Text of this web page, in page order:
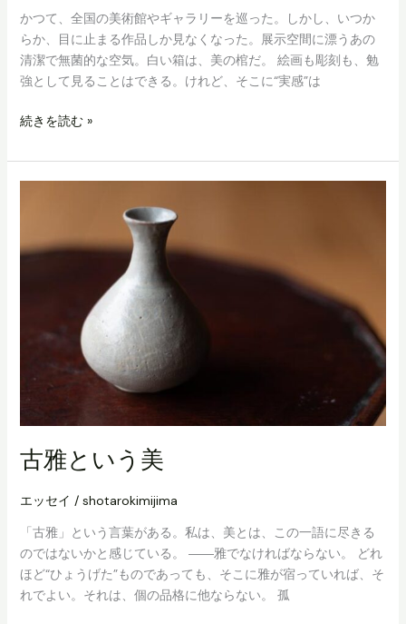
かつて、全国の美術館やギャラリーを巡った。しかし、いつか
らか、目に止まる作品しか見なくなった。展示空間に漂うあの
清潔で無菌的な空気。白い箱は、美の棺だ。 絵画も彫刻も、勉
強として見ることはできる。けれど、そこに“実感”は
美
所
有
続きを読む »
古雅という美
エッセイ / shotarokimijima
「古雅」という言葉がある。私は、美とは、この一語に尽きる
のではないかと感じている。 ――雅でなければならない。 どれ
ほど“ひょうげた”ものであっても、そこに雅が宿っていれば、そ
れでよい。それは、個の品格に他ならない。 孤